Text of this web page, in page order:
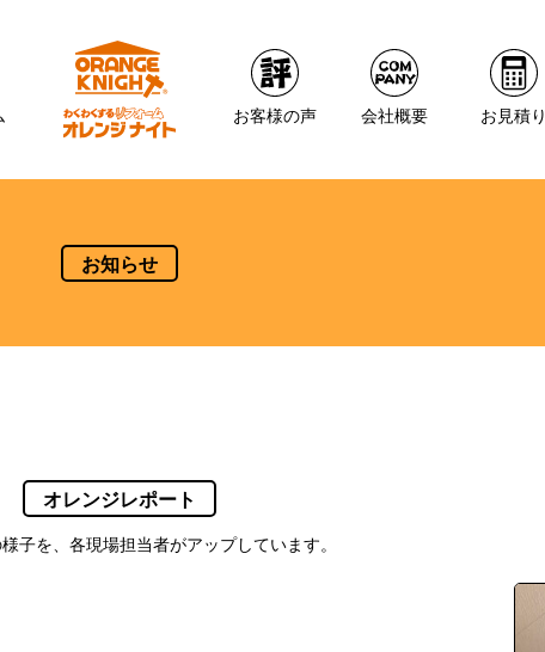
お客様の声 会社概要 お見積り
お知らせ
オレンジレポート
子を、各現場担当者がアップしています。